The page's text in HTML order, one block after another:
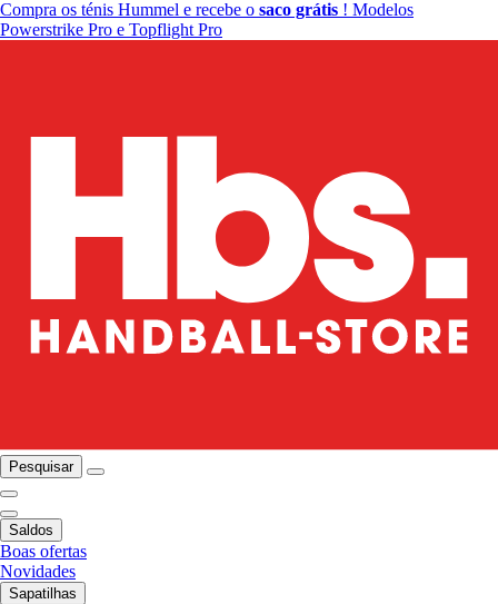
Compra os ténis Hummel e recebe o saco grátis ! Modelos
Powerstrike Pro e Topflight Pro
Pesquisar
Saldos
Boas ofertas
Novidades
Sapatilhas